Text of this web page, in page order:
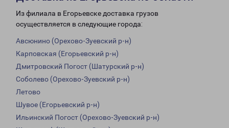
Из филиала в Егорьевске доставка грузов
осуществляется в следующие города:
Авсюнино (Орехово-Зуевский р-н)
Карповская (Егорьевский р-н)
Дмитровский Погост (Шатурский р-н)
Соболево (Орехово-Зуевский р-н)
Летово
Шувое (Егорьевский р-н)
Ильинский Погост (Орехово-Зуевский р-н)